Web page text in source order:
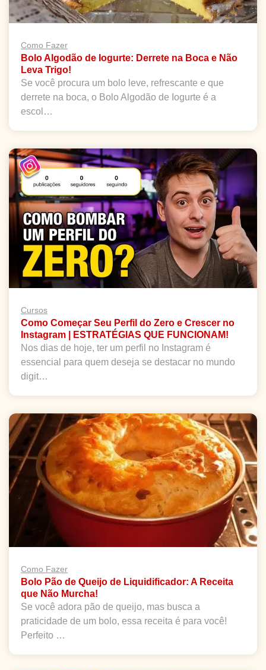
Como Fazer
Bolo Algodão de Iogurte: Derrete na Boca e Não
Leva Trigo!
Se você procura um bolo leve, refrescante e que
derrete na boca, o Bolo Algodão de Iogurte é a
escol…
Cursos
Como Começar Seu Perfil do Zero e Crescer no
Instagram | ESTRATÉGIAS QUE FUNCIONAM!
Nos dias de hoje, ter um perfil no Instagram é
essencial para quem deseja se destacar no mundo
digit…
Como Fazer
Bolo Pão de Queijo de Liquidificador: A Receita
que Não Murcha!
Se você adora pão de queijo, mas busca a
praticidade de um bolo, essa receita é para você!
Perfeito …